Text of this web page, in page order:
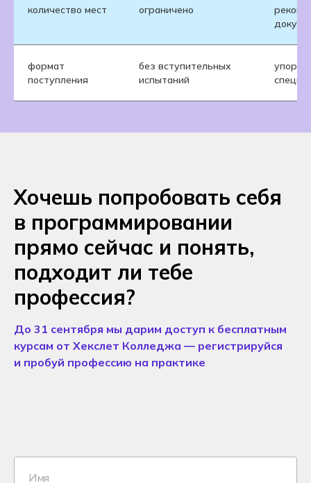
количество мест ограничено
формат
поступления
без вступительных
испытаний
упор
Хочешь попробовать себя
в программировании
прямо сейчас и понять,
подходит ли тебе
профессия?
До 31 сентября мы дарим доступ к бесплатным
курсам от Хекслет Колледжа — регистрируйся
и пробуй профессию на практике